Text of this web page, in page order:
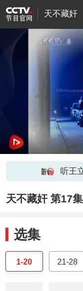
天不藏奸
听王
天不藏奸 第17集
选集
1-20 21-28